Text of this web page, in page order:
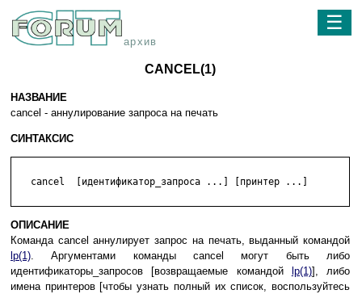
архив
☰
CANCEL(1)
НАЗВАНИЕ
cancel - аннулирование запроса на печать
СИНТАКСИС
   cancel  [идентификатор_запроса ...] [принтер ...]
ОПИСАНИЕ
Команда cancel аннулирует запрос на печать, выданный командой
lp(1). Аргументами команды cancel могут быть либо
идентификаторы_запросов [возвращаемые командой
lp(1)], либо
имена принтеров [чтобы узнать полный их список, воспользуйтесь